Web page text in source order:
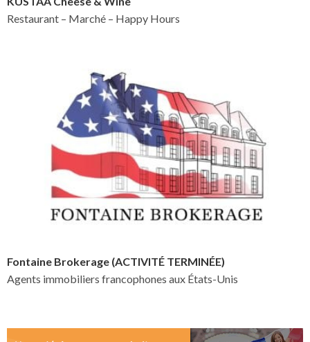
Restaurant – Marché – Happy Hours
Fontaine Brokerage (ACTIVITÉ TERMINÉE)
Agents immobiliers francophones aux États-Unis